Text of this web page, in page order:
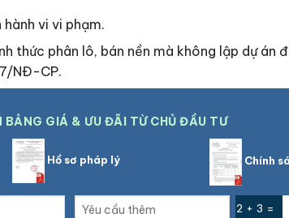
vi vi phạm.
thức phân lô, bán nền mà không lập dự án
NĐ-CP.
BẢNG GIÁ & ƯU ĐÃI TỪ CHỦ ĐẦU TƯ
Hồ sơ pháp lý Chính
2 + 3 =